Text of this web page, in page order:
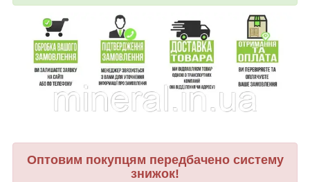
Оптовим покупцям передбачено систему
знижок!